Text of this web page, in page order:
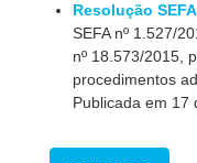
Resolução
SEFA nº 1.527/
nº 18.573/2015,
procedimentos
Publicada em 17